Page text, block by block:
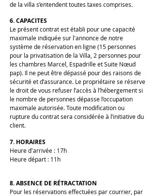
de la villa s’entendent toutes taxes comprises.
6. CAPACITES
Le présent contrat est établi pour une capacité
maximale indiquée sur l'annonce de notre
système de réservation en ligne (15 personnes
pour la privatisation de la Villa, 2 personnes pour
les chambres Marcel, Espadrille et Suite Nœud
pap). Il ne peut être dépassé pour des raisons de
sécurité et d’assurance. Le propriétaire se réserve
le droit de vous refuser l’accès à l’hébergement si
le nombre de personnes dépasse l’occupation
maximale autorisée. Toute modification ou
rupture du contrat sera considérée à l’initiative du
client.
7. HORAIRES
Heure d'arrivée : 17h
Heure départ : 11h
8. ABSENCE DE RÉTRACTATION
Pour les réservations effectuées par courrier, par